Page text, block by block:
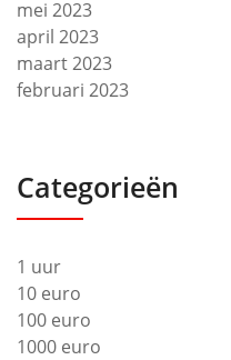
mei 2023
april 2023
maart 2023
februari 2023
Categorieën
1 uur
10 euro
100 euro
1000 euro